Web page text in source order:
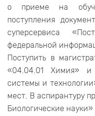
о приеме на
поступления
суперсервиса
федеральной
Поступить в
«04.04.01 Химия» и
системы и
мест. В аспирантуру
Биологические